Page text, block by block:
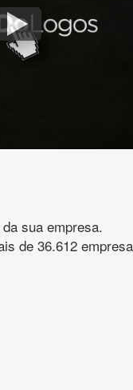
sua empresa.
de 36.612